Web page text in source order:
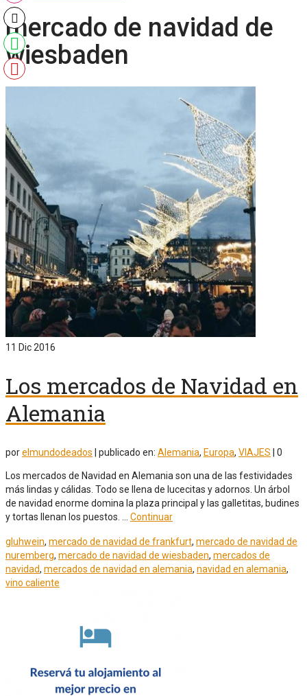
mercado de navidad de
wiesbaden
11 Dic 2016
Los mercados de Navidad en
Alemania
porelmundodeados publicado en: Alemania, Europa, VIAJES 0
Los mercados de Navidad en Alemania son una de las festividades
más lindas y cálidas. Todo se llena de lucecitas y adornos. Un árbol
de navidad enorme domina la plaza principal y las galletitas, budines
y tortas llenan los puestos. … Continuar
gluhwein, mercado de navidad de frankfurt, mercado de navidad de
nuremberg, mercado de navidad de wiesbaden, mercados de
navidad, mercados de navidad en alemania, navidad en alemania,
vino caliente